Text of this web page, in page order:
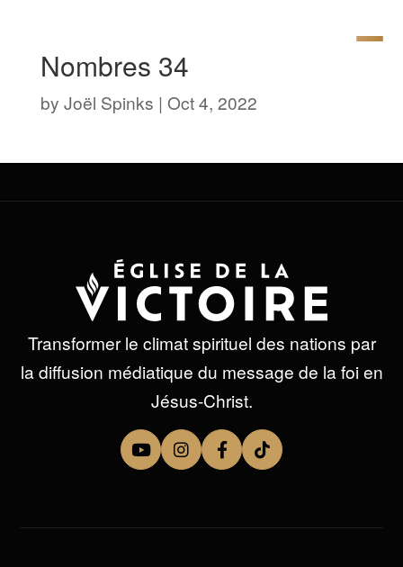
Nombres 34
by Joël Spinks | Oct 4, 2022
Transformer le climat spirituel des nations par
la diffusion médiatique du message de la foi en
Jésus-Christ.